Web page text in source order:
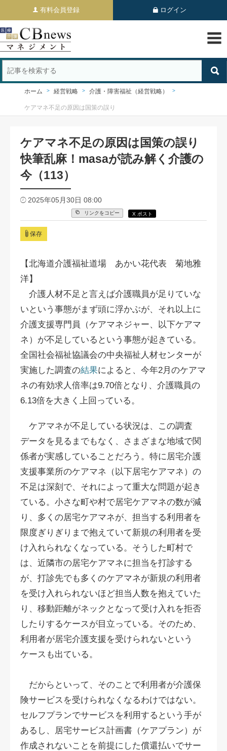
有料会員登録 ログイン
ホーム 経営戦略 介護・障害福祉（経営戦略）
ケアマネ不足の原因は国策の誤り
ケアマネ不足の原因は国策の誤り
快筆乱麻！masaが読み解く介護の
今（113）
2025年05月30日 08:00
リンクをコピー X ポスト
保存
【北海道介護福祉道場 あかい花代表 菊地雅
洋】
介護人材不足と言えば介護職員が足りていな
いという事態がまず頭に浮かぶが、それ以上に
介護支援専門員（ケアマネジャー、以下ケアマ
ネ）が不足しているという事態が起きている。
全国社会福祉協議会の中央福祉人材センターが
実施した調査の結果によると、今年2月のケアマ
ネの有効求人倍率は9.70倍となり、介護職員の
6.13倍を大きく上回っている。
ケアマネが不足している状況は、この調査
データを見るまでもなく、さまざまな地域で関
係者が実感していることだろう。特に居宅介護
支援事業所のケアマネ（以下居宅ケアマネ）の
不足は深刻で、それによって重大な問題が起き
ている。小さな町や村で居宅ケアマネの数が減
り、多くの居宅ケアマネが、担当する利用者を
限度ぎりぎりまで抱えていて新規の利用者を受
け入れられなくなっている。そうした町村で
は、近隣市の居宅ケアマネに担当を打診する
が、打診先でも多くのケアマネが新規の利用者
を受け入れられないほど担当人数を抱えていた
り、移動距離がネックとなって受け入れを拒否
したりするケースが目立っている。そのため、
利用者が居宅介護支援を受けられないという
ケースも出ている。
だからといって、そのことで利用者が介護保
険サービスを受けられなくなるわけではない。
セルフプランでサービスを利用するという手が
あるし、居宅サービス計画書（ケアプラン）が
作成されないことを前提にした償還払いでサー